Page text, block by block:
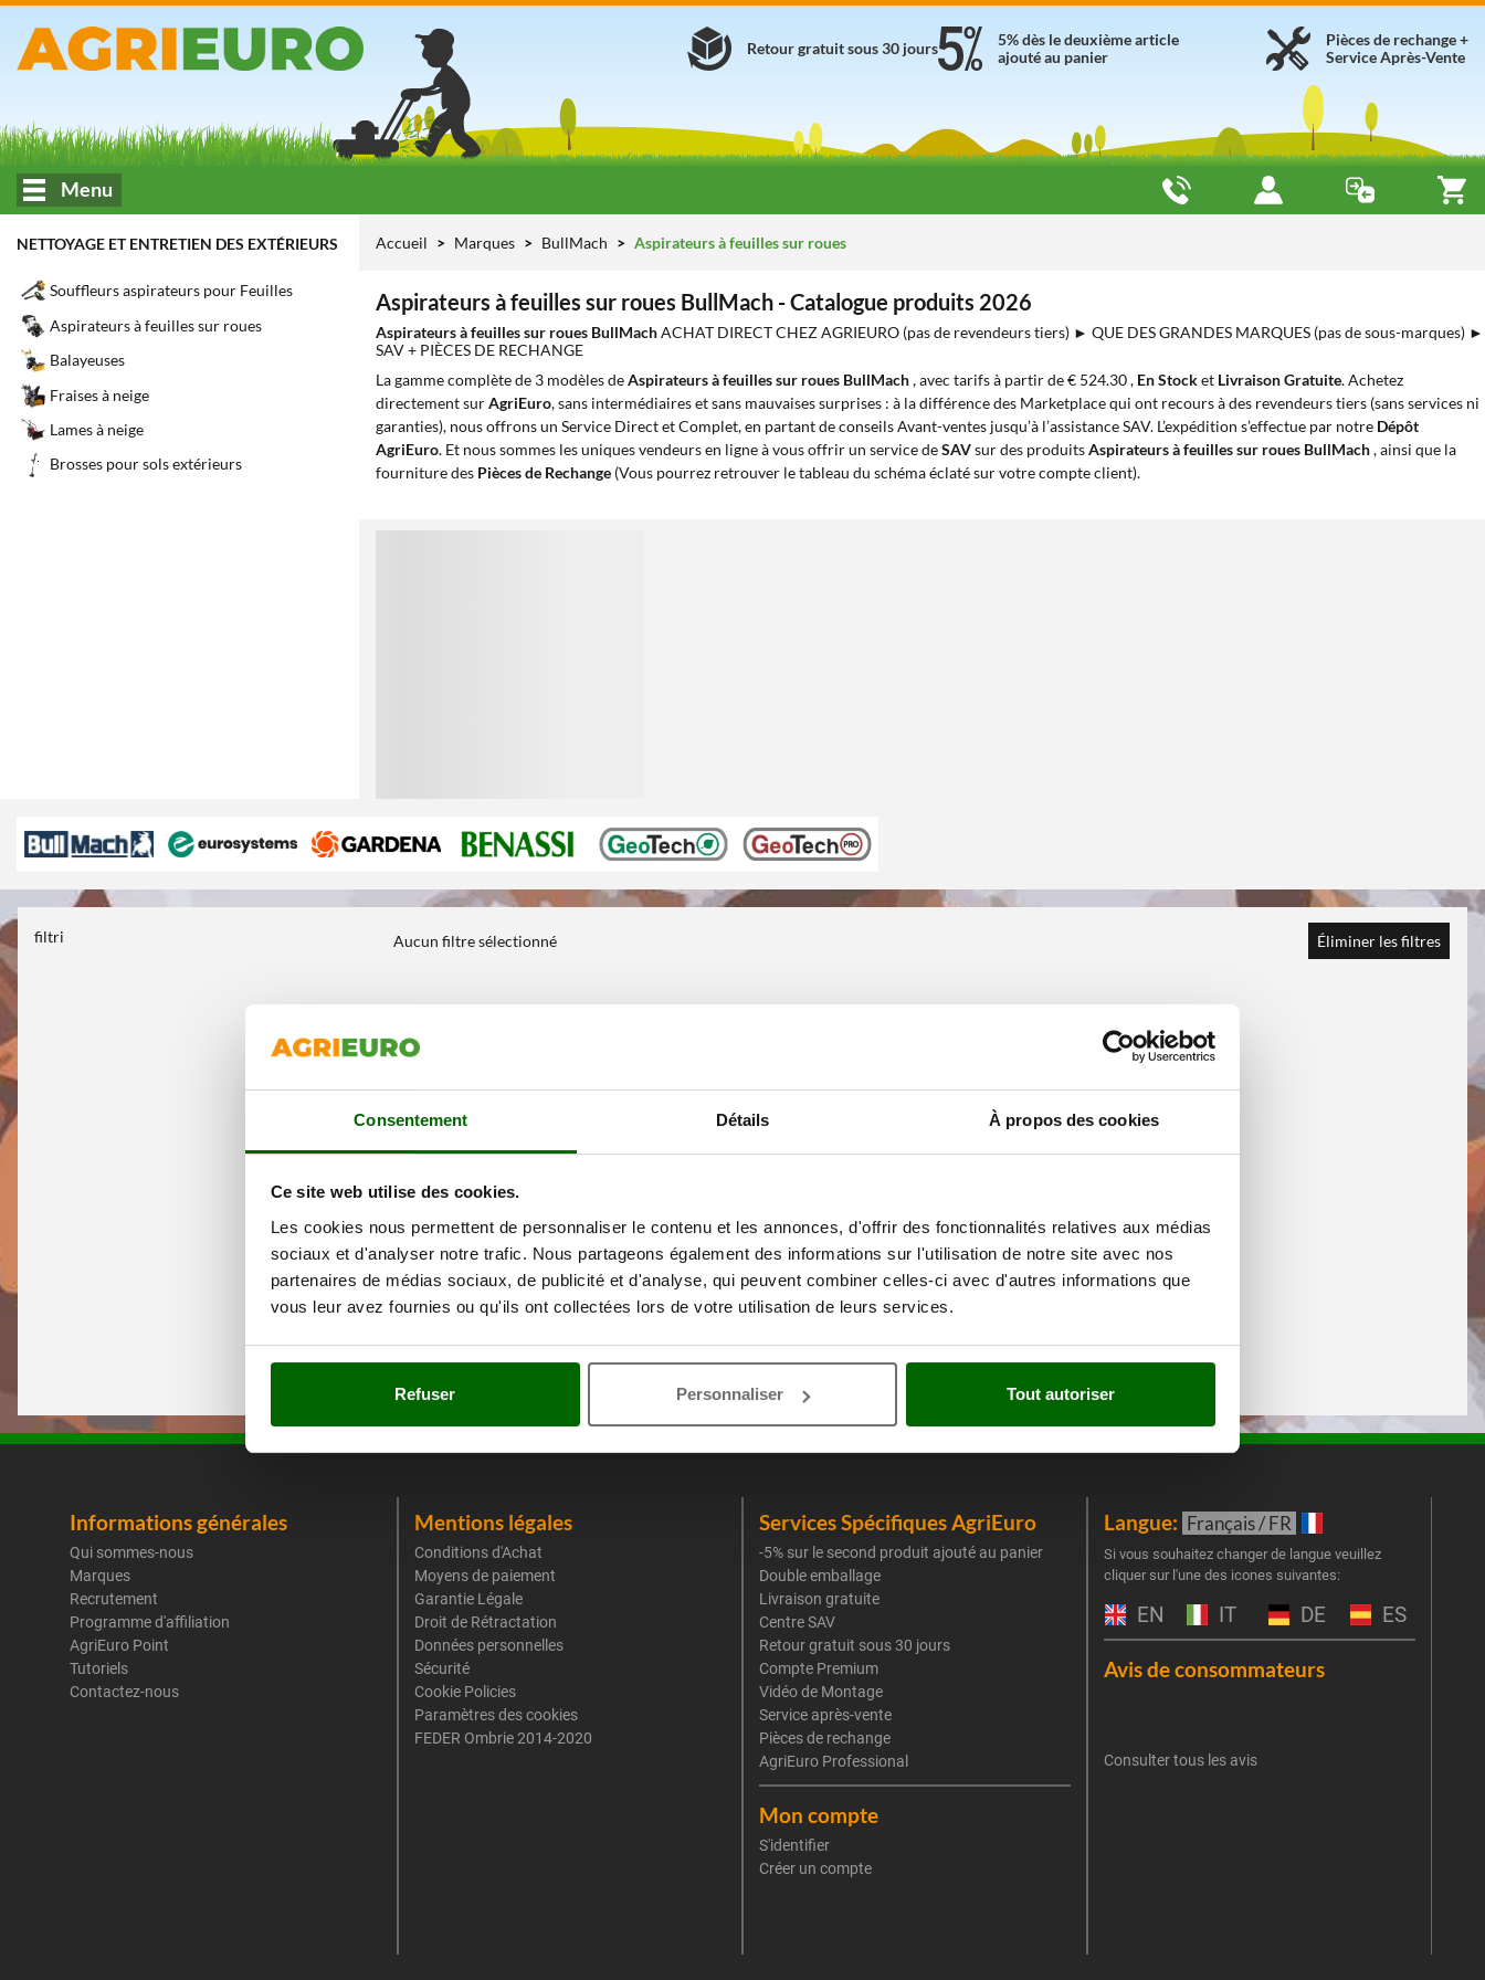
Consentement Détails À propos des cookies
Ce site web utilise des cookies.
Les cookies nous permettent de personnaliser le contenu et les annonces, d'offrir des fonctionnalités relatives aux médias
sociaux et d'analyser notre trafic. Nous partageons également des informations sur l'utilisation de notre site avec nos
partenaires de médias sociaux, de publicité et d'analyse, qui peuvent combiner celles-ci avec d'autres informations que
vous leur avez fournies ou qu'ils ont collectées lors de votre utilisation de leurs services.
Refuser Personnaliser Tout autoriser
Pièces de rechange +
Service Après-Vente
5% dès le deuxième article
ajouté au panier
Retour gratuit sous 30 jours
Menu
NETTOYAGE ET ENTRETIEN DES EXTÉRIEURS
Souffleurs aspirateurs pour Feuilles
Aspirateurs à feuilles sur roues
Balayeuses
Fraises à neige
Lames à neige
Brosses pour sols extérieurs
Accueil Marques BullMach Aspirateurs à feuilles sur roues
Aspirateurs à feuilles sur roues BullMach - Catalogue produits 2026
Aspirateurs à feuilles sur roues BullMachACHAT DIRECT CHEZ AGRIEURO (pas de revendeurs tiers) ► QUE DES GRANDES MARQUES (pas de sous-marques) ►
SAV + PIÈCES DE RECHANGE
La gamme complète de 3 modèles deAspirateurs à feuilles sur roues BullMach, avec tarifs à partir de € 524.30 , En Stocket Livraison Gratuite. Achetez
directement surAgriEuro, sans intermédiaires et sans mauvaises surprises : à la différence des Marketplace qui ont recours à des revendeurs tiers (sans services ni
garanties), nous offrons un Service Direct et Complet, en partant de conseils Avant-ventes jusqu’à l’assistance SAV. L’expédition s’effectue par notre Dépôt
AgriEuro. Et nous sommes les uniques vendeurs en ligne à vous offrir un service deSAVsur des produitsAspirateurs à feuilles sur roues BullMach, ainsi que la
fourniture des Pièces de Rechange (Vous pourrez retrouver le tableau du schéma éclaté sur votre compte client).
filtri Aucun filtre sélectionné Éliminer les filtres
Informations générales
Qui sommes-nous
Marques
Recrutement
Programme d'affiliation
AgriEuro Point
Tutoriels
Contactez-nous
Mentions légales
Conditions d'Achat
Moyens de paiement
Garantie Légale
Droit de Rétractation
Données personnelles
Sécurité
Cookie Policies
Paramètres des cookies
FEDER Ombrie 2014-2020
Services Spécifiques AgriEuro
-5% sur le second produit ajouté au panier
Double emballage
Livraison gratuite
Centre SAV
Retour gratuit sous 30 jours
Compte Premium
Vidéo de Montage
Service après-vente
Pièces de rechange
AgriEuro Professional
Mon compte
S'identifier
Créer un compte
Langue: Français / FR
Si vous souhaitez changer de langue veuillez
cliquer sur l'une des icones suivantes:
EN IT DE ES
Avis de consommateurs
Consulter tous les avis